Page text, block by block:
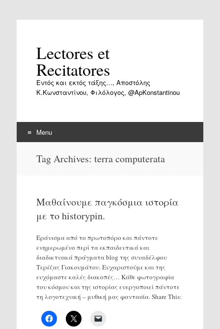
Lectores et
Recitatores
Εντός και εκτός τάξης…, Αποστόλης
Κ.Κωνσταντίνου, Φιλόλογος, @ApKonstantinou
Menu
Tag Archives: terra computerata
Μαθαίνουμε παγκόσμια ιστορία
με το historypin.
Εράνισμα από το πρωτοπόρο και πάντοτε
ενημερωμένο περί τα εκπαιδευτικά και
διαδικτυακά πράγματα blog της συναδέλφου
Τερέζας Γιακουμάτου. Ευχαριστούμε και της
ευχόμαστε καλές διακοπές… Κάθε φωτογραφία
του κόσμου και της ιστορίας ενεργοποιεί πάντοτε
τη λογοτεχνική – μυθική μας φαντασία. Share This: